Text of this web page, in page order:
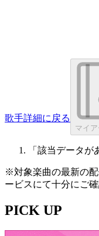
歌手詳細に戻る
マイ
「該当データが
※対象楽曲の最新の
ービスにて十分にご
PICK UP